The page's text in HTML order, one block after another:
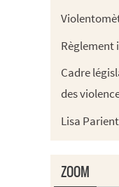
Règlement
Cadre
des
Lisa
ZOOM